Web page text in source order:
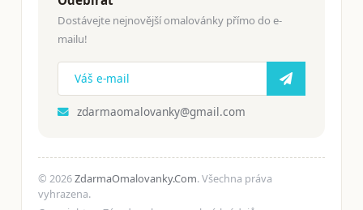
Dostávejte nejnovější omalovánky přímo do e-
mailu!
zdarmaomalovanky@gmail.com
© 2026ZdarmaOmalovanky.Com. Všechna práva
vyhrazena.